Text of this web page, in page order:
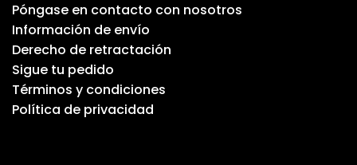
Póngase en contacto con nosotros
Información de envío
Derecho de retractación
Sigue tu pedido
Términos y condiciones
Política de privacidad